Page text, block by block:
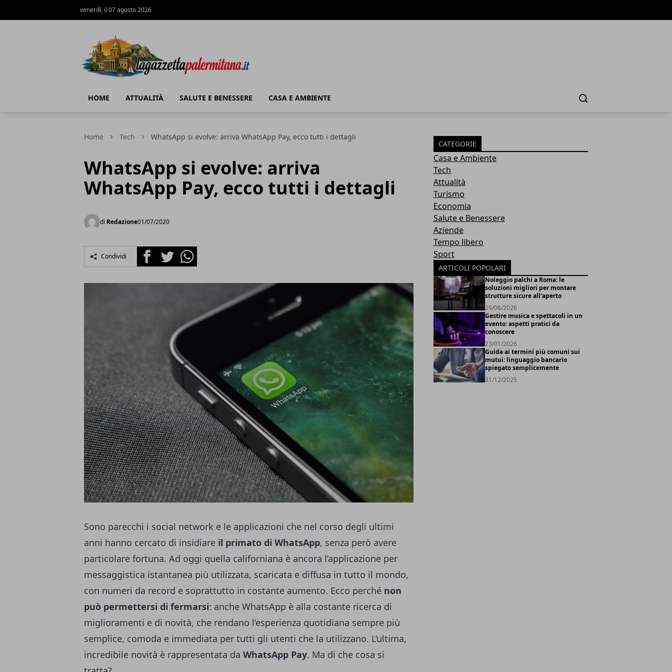
venerdì, il 07 agosto 2026
HOME ATTUALITÀ SALUTE E BENESSERE CASA E AMBIENTE Cerca
Home Tech WhatsApp si evolve: arriva WhatsApp Pay, ecco tutti i dettagli
WhatsApp si evolve: arriva
WhatsApp Pay, ecco tutti i dettagli
di Redazione01/07/2020
Condividi FacebookTwitterWhatsapp
Sono parecchi i social network e le applicazioni che nel corso degli ultimi
anni hanno cercato di insidiare il primato di WhatsApp, senza però avere
particolare fortuna. Ad oggi quella californiana è ancora l’applicazione per
messaggistica istantanea più utilizzata, scaricata e diffusa in tutto il mondo,
con numeri da record e soprattutto in costante aumento. Ecco perché non
può permettersi di fermarsi: anche WhatsApp è alla costante ricerca di
miglioramenti e di novità, che rendano l’esperienza quotidiana sempre più
semplice, comoda e immediata per tutti gli utenti che la utilizzano. L’ultima,
incredibile novità è rappresentata da WhatsApp Pay. Ma di che cosa si
CATEGORIE
Casa e Ambiente
Tech
Attualità
Turismo
Economia
Salute e Benessere
Aziende
Tempo libero
Sport
ARTICOLI POPOLARI
Noleggio palchi a Roma: le
soluzioni migliori per montare
strutture sicure all'aperto
29/06/2026
Gestire musica e spettacoli in un
evento: aspetti pratici da
conoscere
23/01/2026
Guida ai termini più comuni sui
mutui: linguaggio bancario
spiegato semplicemente
31/12/2025